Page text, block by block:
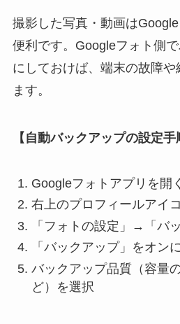
撮影した写真・動画は
便利です。Googleフォト側
にしておけば、端末の故障や
ます。
【自動バックアップの設定手
Googleフォトアプリを開く
右上のプロフィールアイ
「フォトの設定」→「バ
「バックアップ」をオン
バックアップ品質（容量
ど）を選択